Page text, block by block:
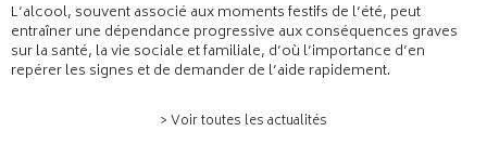
L’alcool, souvent associé aux moments festifs de l’été, peut
entraîner une dépendance progressive aux conséquences graves
sur la santé, la vie sociale et familiale, d’où l’importance d’en
repérer les signes et de demander de l’aide rapidement.
> Voir toutes les actualités